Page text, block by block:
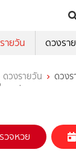
ายวัน ดวงรา
ดวงรายวัน
ดวงร
29 มีนาคม 2564
วจหวย